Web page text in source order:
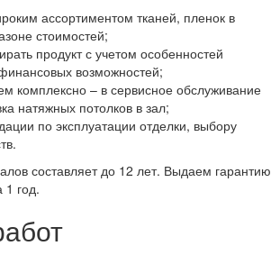
ассортиментом тканей, пленок в
стоимостей;
продукт с учетом особенностей
возможностей;
комплексно – в сервисное обслуживание
натяжных потолков в зал;
по эксплуатации отделки, выбору
составляет до 12 лет. Выдаем гарантию
1 год.